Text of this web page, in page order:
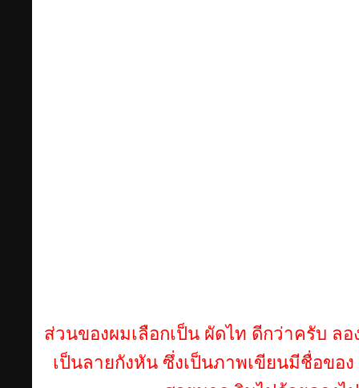
ส่วนของผมเลือกเป็น ผัดไท ดีกว่าครับ ล
เป็นลายกังหัน ซึ่งเป็นภาพเขียนมีชื่อขอ